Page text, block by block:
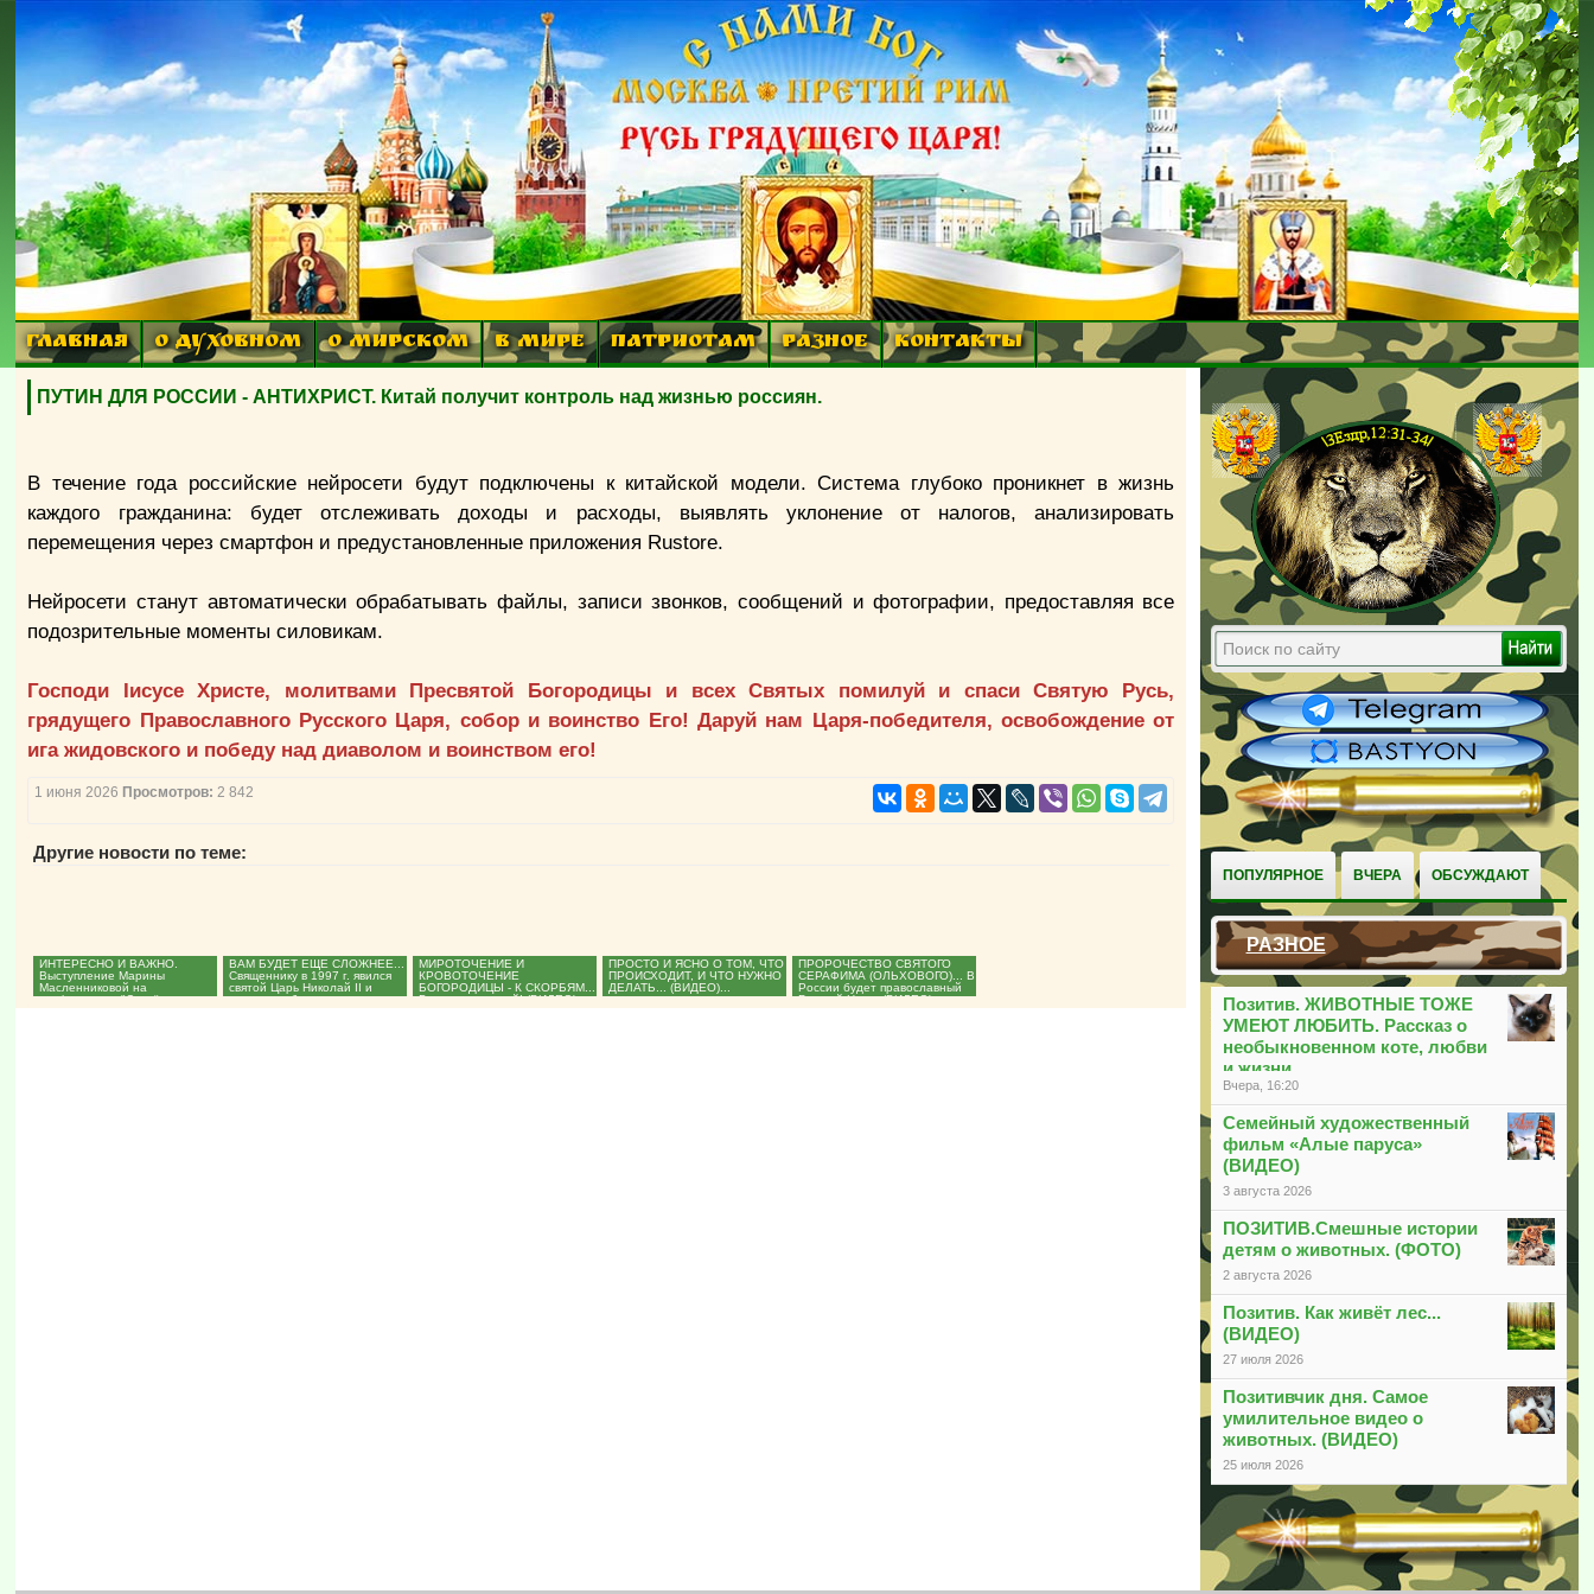
ГЛАВНАЯ О ДУХОВНОМ О МИРСКОМ В МИРЕ ПАТРИОТАМ РАЗНОЕ КОНТАКТЫ
ПОПУЛЯРНОЕ ВЧЕРА ОБСУЖДАЮТ
РАЗНОЕ
Позитив. ЖИВОТНЫЕ ТОЖЕ
УМЕЮТ ЛЮБИТЬ. Рассказ о
необыкновенном коте, любви
и жизни
Вчера, 16:20
Семейный художественный
фильм «Алые паруса»
(ВИДЕО)
3 августа 2026
ПОЗИТИВ.Смешные истории
детям о животных. (ФОТО)
2 августа 2026
Позитив. Как живёт лес...
(ВИДЕО)
27 июля 2026
Позитивчик дня. Самое
умилительное видео о
животных. (ВИДЕО)
25 июля 2026
ПУТИН ДЛЯ РОССИИ - АНТИХРИСТ. Китай получит контроль над жизнью россиян.
В течение года российские нейросети будут подключены к китайской модели. Система глубоко проникнет в жизнь
каждого гражданина: будет отслеживать доходы и расходы, выявлять уклонение от налогов, анализировать
перемещения через смартфон и предустановленные приложения Rustore.
Нейросети станут автоматически обрабатывать файлы, записи звонков, сообщений и фотографии, предоставляя все
подозрительные моменты силовикам.
Господи Iисусе Христе, молитвами Пресвятой Богородицы и всех Святых помилуй и спаси Святую Русь,
грядущего Православного Русского Царя, собор и воинство Его! Даруй нам Царя-победителя, освобождение от
ига жидовского и победу над диаволом и воинством его!
1 июня 2026 Просмотров: 2 842
Другие новости по теме:
ИНТЕРЕСНО И ВАЖНО.
Выступление Марины
Масленниковой на
конференции "Спасём природу
России". (ВИДЕО)...
ВАМ БУДЕТ ЕЩЕ СЛОЖНЕЕ...
Священнику в 1997 г. явился
святой Царь Николай II и
поведал о будущем....
МИРОТОЧЕНИЕ И
КРОВОТОЧЕНИЕ
БОГОРОДИЦЫ - К СКОРБЯМ...
Господи, помилуй! (ВИДЕО)...
ПРОСТО И ЯСНО О ТОМ, ЧТО
ПРОИСХОДИТ, И ЧТО НУЖНО
ДЕЛАТЬ... (ВИДЕО)...
ПРОРОЧЕСТВО СВЯТОГО
СЕРАФИМА (ОЛЬХОВОГО)... В
России будет православный
Русский Царь. (ВИДЕО)...